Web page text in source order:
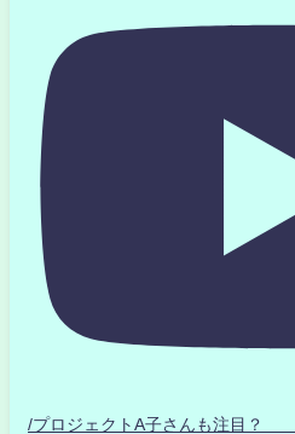
/プロジェクトA子さんも注目？